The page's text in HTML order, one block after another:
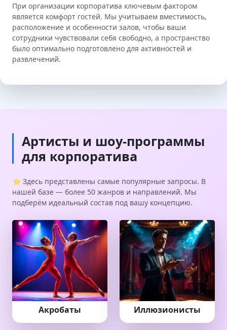
При организации корпоратива ключевым фактором
является комфорт гостей. Мы учитываем вместимость,
расположение и особенности залов, чтобы ваши
сотрудники чувствовали себя свободно, а пространство
было оптимально подготовлено для активностей и
развлечений.
Артисты и шоу-программы
для корпоратива
⭐ Здесь представлены самые популярные запросы. В
нашей базе — более 50 жанров и направлений. Мы
подберём идеальный состав под вашу концепцию.
Акробаты Иллюзионисты